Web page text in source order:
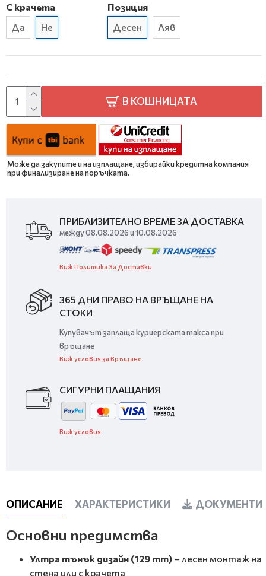
С крачета
Да
Не
Позиция
Десен
Ляв
В КОШНИЦАТА
Може да закупите и на изплащане, избирайки кредитна компания
при финализиране на поръчката.
ПРИБЛИЗИТЕЛНО ВРЕМЕ ЗА ДОСТАВКА
между 08.08.2026 и 10.08.2026
Виж Политика За Доставки
365 ДНИ ПРАВО НА ВРЪЩАНЕ НА
СТОКИ
Купувачът заплаща куриерската такса при
връщане
Виж условия за връщане
СИГУРНИ ПЛАЩАНИЯ
Виж условия
ОПИСАНИЕ ХАРАКТЕРИСТИКИ ДОКУМЕНТИ
Основни предимства
Ултра тънък дизайн (129 mm) – лесен монтаж на
стена или с крачета